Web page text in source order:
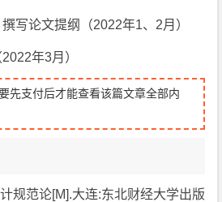
写论文提纲（2022年1、2月）
年3月）
先支付后才能查看该篇文章全部内
规范论[M].大连:东北财经大学出版